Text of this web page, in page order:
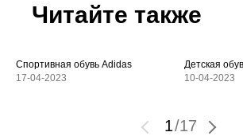
Читайте также
Спортивная обувь Adidas
17-04-2023
Детская
10-04-2023
1/17